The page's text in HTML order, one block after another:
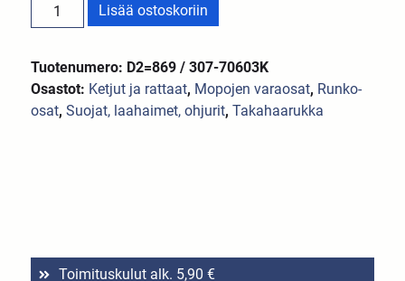
Lisää ostoskoriin
Tuotenumero: D2=869 / 307-70603K
Osastot: Ketjut ja rattaat, Mopojen varaosat, Runko-
osat,Suojat, laahaimet, ohjurit,Takahaarukka
Toimituskulut alk. 5,90 €